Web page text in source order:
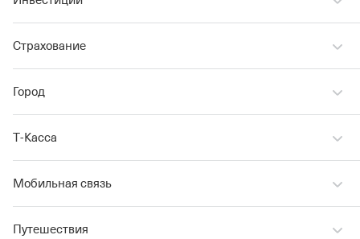
Страхование
Город
Т‑Касса
Мобильная связь
Путешествия